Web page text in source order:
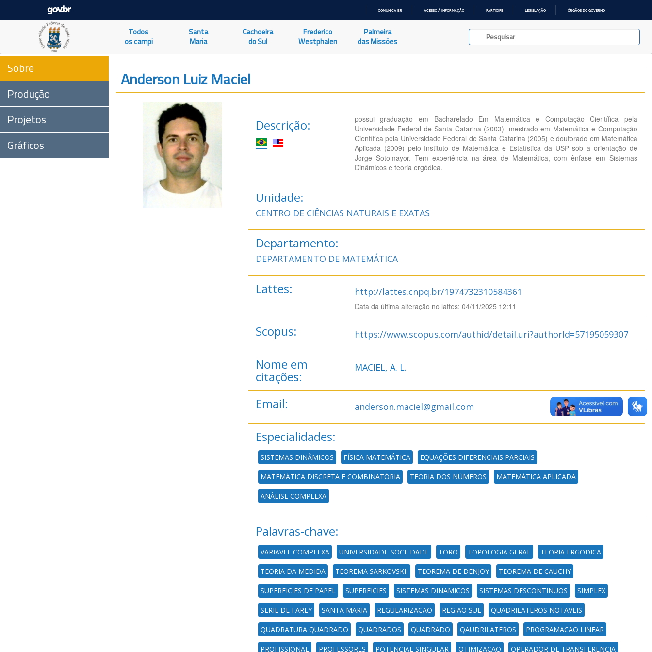
O
COMUNICA BR ACESSO À INFORMAÇÃO PARTICIPE LEGISLAÇÃO ÓRGÃOS DO GOVERNO
Todos
os campi
Santa
Maria
Cachoeira
do Sul
Frederico
Westphalen
Palmeira
das Missões
Sobre
Produção
Projetos
Gráficos
Anderson Luiz Maciel
Descrição:
possui graduação em Bacharelado Em Matemática e Computação Científica pela
Universidade Federal de Santa Catarina (2003), mestrado em Matemática e Computação
Científica pela Universidade Federal de Santa Catarina (2005) e doutorado em Matemática
Aplicada (2009) pelo Instituto de Matemática e Estatística da USP sob a orientação de
Jorge Sotomayor. Tem experiência na área de Matemática, com ênfase em Sistemas
Dinâmicos e teoria ergódica.
Unidade:
CENTRO DE CIÊNCIAS NATURAIS E EXATAS
Departamento:
DEPARTAMENTO DE MATEMÁTICA
Lattes: http://lattes.cnpq.br/1974732310584361
Data da última alteração no lattes: 04/11/2025 12:11
Scopus: https://www.scopus.com/authid/detail.uri?authorId=57195059307
Nome em
citações:
MACIEL, A. L.
Email: anderson.maciel@gmail.com
Especialidades:
SISTEMAS DINÂMICOS FÍSICA MATEMÁTICA EQUAÇÕES DIFERENCIAIS PARCIAIS
MATEMÁTICA DISCRETA E COMBINATÓRIA TEORIA DOS NÚMEROS MATEMÁTICA APLICADA
ANÁLISE COMPLEXA
Palavras-chave:
VARIAVEL COMPLEXA UNIVERSIDADE-SOCIEDADE TORO TOPOLOGIA GERAL TEORIA ERGODICA
TEORIA DA MEDIDA TEOREMA SARKOVSKII TEOREMA DE DENJOY TEOREMA DE CAUCHY
SUPERFICIES DE PAPEL SUPERFICIES SISTEMAS DINAMICOS SISTEMAS DESCONTINUOS SIMPLEX
SERIE DE FAREY SANTA MARIA REGULARIZACAO REGIAO SUL QUADRILATEROS NOTAVEIS
QUADRATURA QUADRADO QUADRADOS QUADRADO QAUDRILATEROS PROGRAMACAO LINEAR
PROFISSIONAL PROFESSORES POTENCIAL SINGULAR OTIMIZACAO OPERADOR DE TRANSFERENCIA